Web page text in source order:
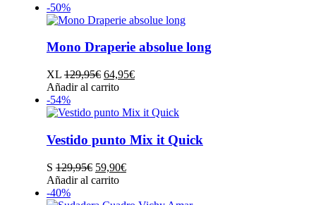
-50%
Mono Draperie absolue long
XL 129,95€ El
precio
era:
64,95€El
es:
Añadir al carritoEste
tiene
variantes.
Las
opciones
se
pueden
elegir
-54%
Vestido punto Mix it Quick
S 129,95€ El
precio
59,90€El
Añadir al carritoEste
-40%